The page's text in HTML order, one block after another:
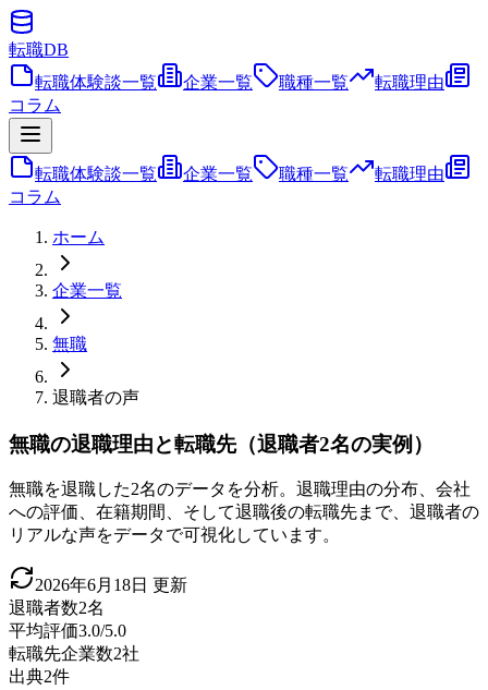
転職DB
転職体験談一覧
企業一覧 職種一覧
転職理由
コラム
転職体験談一覧 企業一覧 職種一覧
転職理由
コラム
ホーム
企業一覧
無職
退職者の声
無職の退職理由と転職先（退職者2名の実例）
無職を退職した2名のデータを分析。退職理由の分布、会社
への評価、在籍期間、そして退職後の転職先まで、退職者の
リアルな声をデータで可視化しています。
2026年6月18日 更新
退職者数2名
平均評価3.0/5.0
転職先企業数2社
出典2件